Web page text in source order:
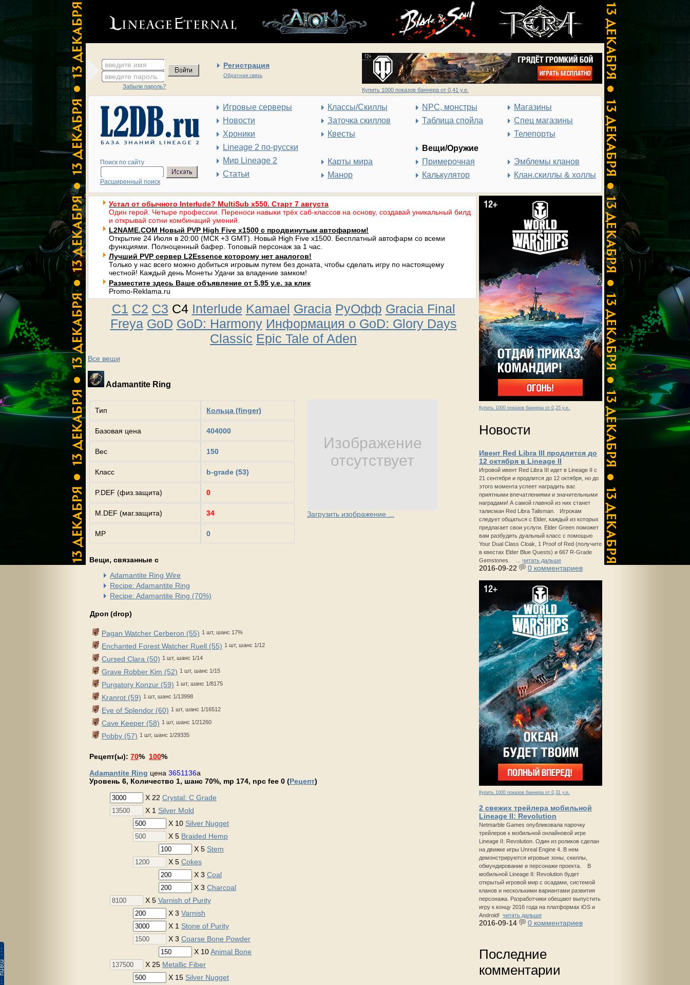
введите имя Регистрация
Обратная связь
введите пароль
Забыли пароль?
Купить 1000 показов баннера от 0,41 у.е.
Поиск по сайту
Расширенный поиск
Игровые серверы
Новости
Хроники
Lineage 2 по-русски
Мир Lineage 2
Статьи
Классы/Скиллы
Заточка скиллов
Квесты
Карты мира
Манор
NPC, монстры
Таблица спойла
Вещи/Оружие
Примерочная
Калькулятор
Магазины
Спец магазины
Телепорты
Эмблемы кланов
Клан.скиллы & холлы
Купить 1000 показов баннера от 0,25 у.е.
Новости
Ивент Red Libra III продлится до
12 октября в Lineage II
Игровой ивент Red Libra III идет в Lineage II с
21 сентября и продлится до 12 октября, но до
этого момента успеет наградить вас
приятными впечатлениями и значительными
наградами! А самой главной из них станет
талисман Red Libra Talisman. Игрокам
следует общаться с Elder, каждый из которых
предлагает свои услуги. Elder Green поможет
вам разбудить дуальный класс с помощью
Your Dual Class Cloak, 1 Proof of Red (получите
в квестах Elder Blue Quests) и 667 R-Grade
Gemstones. ... читать дальше
2016-09-22 0 комментариев
Купить 1000 показов баннера от 0,31 у.е.
2 свежих трейлера мобильной
Lineage II: Revolution
Netmarble Games опубликовала парочку
трейлеров к мобильной онлайновой игре
Lineage II: Revolution. Один из роликов сделан
на движке игры Unreal Engine 4. В нем
демонстрируются игровые зоны, скиллы,
обмундирование и персонажи проекта. В
мобильной Lineage II: Revolution будет
открытый игровой мир с осадами, системой
кланов и несколькими вариантами развития
персонажа. Разработчики обещают выпустить
игру к концу 2016 года на платформах iOS и
Android! читать дальше
2016-09-14 0 комментариев
Последние
комментарии
Устал от обычного Interlude? MultiSub x550. Старт 7 августа
Один герой. Четыре профессии. Переноси навыки трёх саб-классов на основу, создавай уникальный билд
и открывай сотни комбинаций умений.
L2NAME.COM Новый PVP High Five x1500 с продвинутым автофармом!
Открытие 24 Июля в 20:00 (МСК +3 GMT). Новый High Five x1500. Бесплатный автофарм со всеми
функциями. Полноценный бафер. Топовый персонаж за 1 час.
Лучший PVP сервер L2Essence которому нет аналогов!
Только у нас всего можно добиться игровым путем без доната, чтобы сделать игру по настоящему
честной! Каждый день Монеты Удачи за владение замком!
Разместите здесь Ваше объявление от 5,95 у.е. за клик
Promo-Reklama.ru
C1 C2 C3 C4 Interlude Kamael Gracia РуОфф Gracia Final
Freya GoD GoD: Harmony Информация о GoD: Glory Days
Classic Epic Tale of Aden
Все вещи
Adamantite Ring
Тип Кольца (finger)
Базовая цена 404000
Вес 150
Класс b-grade (53)
P.DEF (физ.защита) 0
M.DEF (маг.защита) 34
MP 0
Изображение
отсутствует
Загрузить изображение ...
Вещи, связанные с
Adamantite Ring Wire
Recipe: Adamantite Ring
Recipe: Adamantite Ring (70%)
Дроп (drop)
Pagan Watcher Cerberon (55) 1 шт, шанс 17%
Enchanted Forest Watcher Ruell (55) 1 шт, шанс 1/12
Cursed Clara (50) 1 шт, шанс 1/14
Grave Robber Kim (52) 1 шт, шанс 1/15
Purgatory Konzur (59) 1 шт, шанс 1/8175
Kranrot (59) 1 шт, шанс 1/13998
Eye of Splendor (60) 1 шт, шанс 1/16512
Cave Keeper (58) 1 шт, шанс 1/21260
Pobby (57) 1 шт, шанс 1/29335
Рецепт(ы): 70% 100%
Adamantite Ring цена 3651136a
Уровень 6, Количество 1, шанс 70%, mp 174, npc fee 0 (Рецепт)
X 22 Crystal: C Grade
X 1 Silver Mold
X 10 Silver Nugget
X 5 Braided Hemp
X 5 Stem
X 5 Cokes
X 3 Coal
X 3 Charcoal
X 5 Varnish of Purity
X 3 Varnish
X 1 Stone of Purity
X 3 Coarse Bone Powder
X 10Animal Bone
X 25 Metallic Fiber
X 15 Silver Nugget